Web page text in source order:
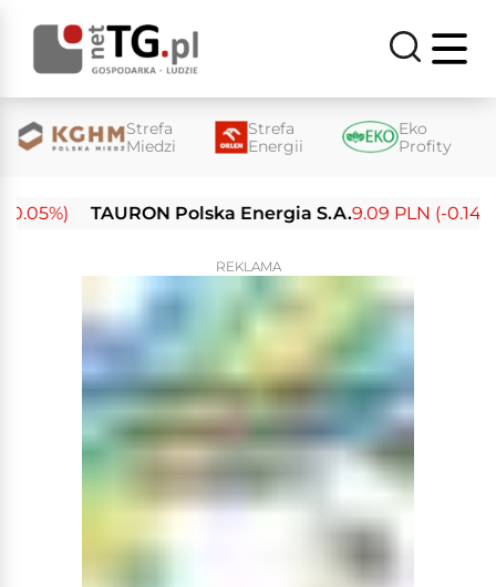
Strefa
Miedzi
Strefa
Energii
Eko
Profity
TAURON Polska Energia S.A.9.09 PLN (-0.14%)
REKLAMA